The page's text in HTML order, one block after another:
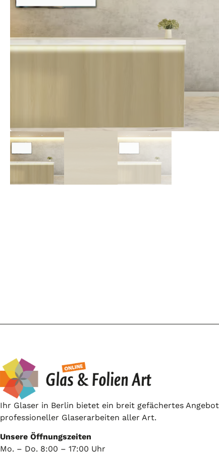
Ihr Glaser in Berlin bietet ein breit gefächertes Angebot
professioneller Glaserarbeiten aller Art.
Unsere Öffnungszeiten
Mo. – Do. 8:00 – 17:00 Uhr